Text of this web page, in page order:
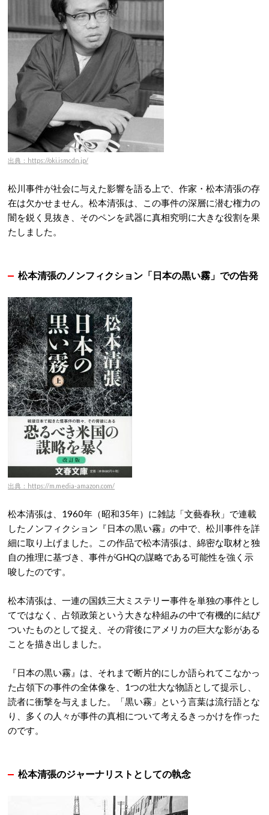
出典：https://oki.ismcdn.jp/
松川事件が社会に与えた影響を語る上で、作家・松本清張の存
在は欠かせません。松本清張は、この事件の深層に潜む権力の
闇を鋭く見抜き、そのペンを武器に真相究明に大きな役割を果
たしました。
松本清張のノンフィクション「日本の黒い霧」での告発
出典：https://m.media-amazon.com/
松本清張は、1960年（昭和35年）に雑誌「文藝春秋」で連載
したノンフィクション『日本の黒い霧』の中で、松川事件を詳
細に取り上げました。
この作品で松本清張は、綿密な取材と独
自の推理に基づき、事件がGHQの謀略である可能性を強く示
唆したのです。
松本清張は、一連の国鉄三大ミステリー事件を単独の事件とし
てではなく、占領政策という大きな枠組みの中で有機的に結び
ついたものとして捉え、その背後にアメリカの巨大な影がある
ことを描き出しました。
『日本の黒い霧』は、それまで断片的にしか語られてこなかっ
た占領下の事件の全体像を、1つの壮大な物語として提示し、
読者に衝撃を与えました。
「黒い霧」という言葉は流行語とな
り、多くの人々が事件の真相について考えるきっかけを作った
のです。
松本清張のジャーナリストとしての執念